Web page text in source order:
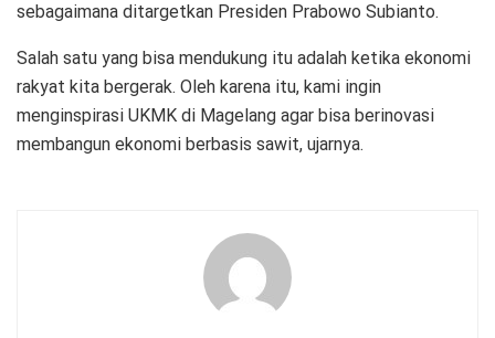
sebagaimana ditargetkan Presiden Prabowo Subianto.
Salah satu yang bisa mendukung itu adalah ketika ekonomi
rakyat kita bergerak. Oleh karena itu, kami ingin
menginspirasi UKMK di Magelang agar bisa berinovasi
membangun ekonomi berbasis sawit, ujarnya.